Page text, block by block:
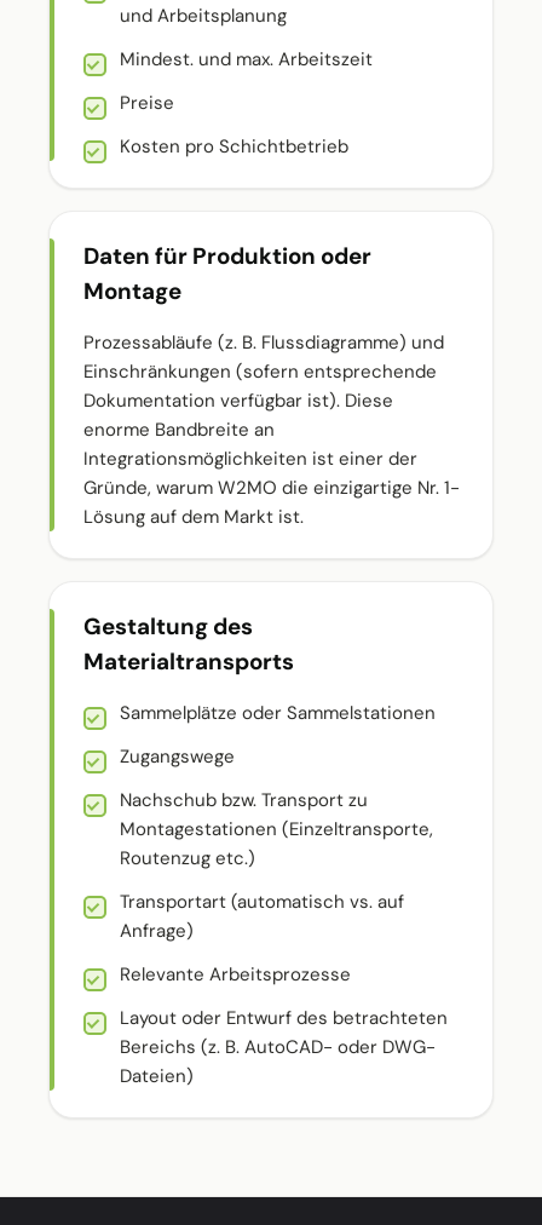
und Arbeitsplanung
Mindest. und max. Arbeitszeit
Preise
Kosten pro Schichtbetrieb
Daten für Produktion oder
Montage
Prozessabläufe (z. B. Flussdiagramme) und
Einschränkungen (sofern entsprechende
Dokumentation verfügbar ist). Diese
enorme Bandbreite an
Integrationsmöglichkeiten ist einer der
Gründe, warum W2MO die einzigartige Nr. 1-
Lösung auf dem Markt ist.
Gestaltung des
Materialtransports
Sammelplätze oder Sammelstationen
Zugangswege
Nachschub bzw. Transport zu
Montagestationen (Einzeltransporte,
Routenzug etc.)
Transportart (automatisch vs. auf
Anfrage)
Relevante Arbeitsprozesse
Layout oder Entwurf des betrachteten
Bereichs (z. B. AutoCAD- oder DWG-
Dateien)